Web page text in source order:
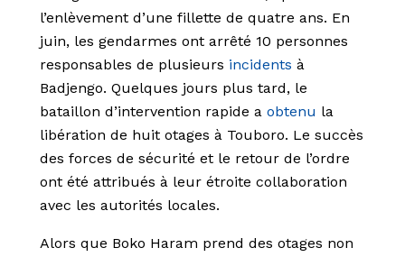
l’enlèvement d’une fillette de quatre ans. En
juin, les gendarmes ont arrêté 10 personnes
responsables de plusieurs incidents à
Badjengo. Quelques jours plus tard, le
bataillon d’intervention rapide a obtenu la
libération de huit otages à Touboro. Le succès
des forces de sécurité et le retour de l’ordre
ont été attribués à leur étroite collaboration
avec les autorités locales.
Alors que Boko Haram prend des otages non